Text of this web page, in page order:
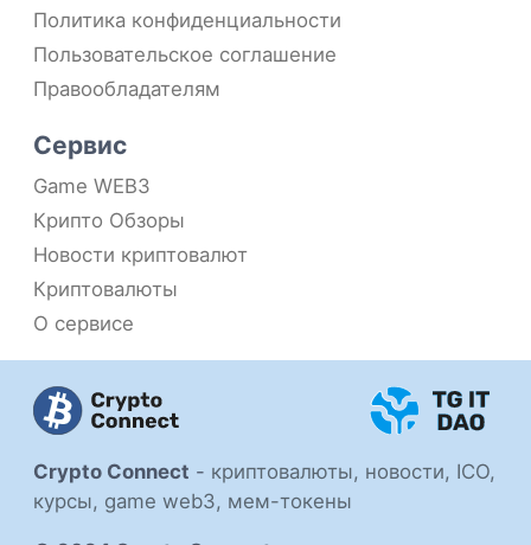
Crypto Connect - криптовалюты, новости, ICO,
курсы, game web3, мем-токены
Политика конфиденциальности
Пользовательское соглашение
Правообладателям
Сервис
Game WEB3
Крипто Обзоры
Новости криптовалют
Криптовалюты
О сервисе